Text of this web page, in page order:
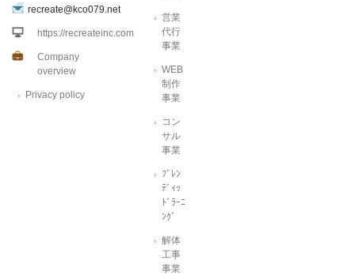
recreate@kco079.net
https://recreateinc.com
Company
overview
Privacy policy
営業
代行
事業
WEB
制作
事業
コン
サル
事業
ﾌﾞﾚﾝ
ﾃﾞｨｯ
ﾄﾞﾗｰﾆ
ﾝｸﾞ
解体
工事
事業